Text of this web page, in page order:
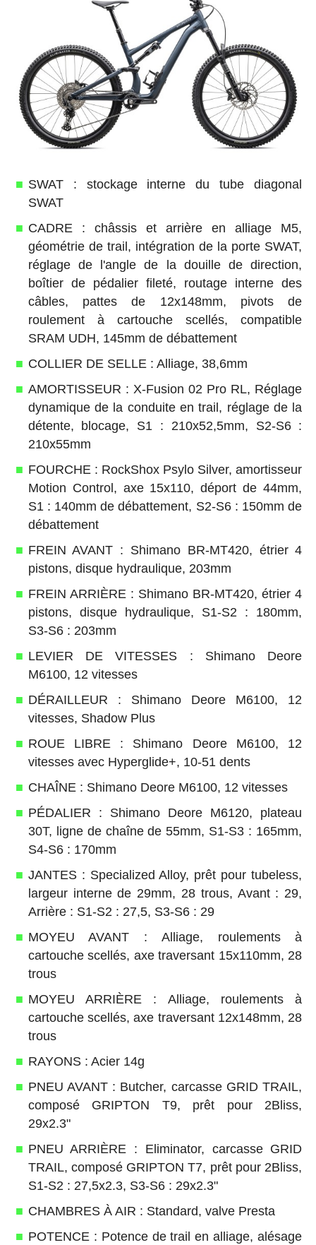
SWAT : stockage interne du tube diagonal
SWAT
CADRE : châssis et arrière en alliage M5,
géométrie de trail, intégration de la porte SWAT,
réglage de l'angle de la douille de direction,
boîtier de pédalier fileté, routage interne des
câbles, pattes de 12x148mm, pivots de
roulement à cartouche scellés, compatible
SRAM UDH, 145mm de débattement
COLLIER DE SELLE : Alliage, 38,6mm
AMORTISSEUR : X-Fusion 02 Pro RL, Réglage
dynamique de la conduite en trail, réglage de la
détente, blocage, S1 : 210x52,5mm, S2-S6 :
210x55mm
FOURCHE : RockShox Psylo Silver, amortisseur
Motion Control, axe 15x110, déport de 44mm,
S1 : 140mm de débattement, S2-S6 : 150mm de
débattement
FREIN AVANT : Shimano BR-MT420, étrier 4
pistons, disque hydraulique, 203mm
FREIN ARRIÈRE : Shimano BR-MT420, étrier 4
pistons, disque hydraulique, S1-S2 : 180mm,
S3-S6 : 203mm
LEVIER DE VITESSES : Shimano Deore
M6100, 12 vitesses
DÉRAILLEUR : Shimano Deore M6100, 12
vitesses, Shadow Plus
ROUE LIBRE : Shimano Deore M6100, 12
vitesses avec Hyperglide+, 10-51 dents
CHAÎNE : Shimano Deore M6100, 12 vitesses
PÉDALIER : Shimano Deore M6120, plateau
30T, ligne de chaîne de 55mm, S1-S3 : 165mm,
S4-S6 : 170mm
JANTES : Specialized Alloy, prêt pour tubeless,
largeur interne de 29mm, 28 trous, Avant : 29,
Arrière : S1-S2 : 27,5, S3-S6 : 29
MOYEU AVANT : Alliage, roulements à
cartouche scellés, axe traversant 15x110mm, 28
trous
MOYEU ARRIÈRE : Alliage, roulements à
cartouche scellés, axe traversant 12x148mm, 28
trous
RAYONS : Acier 14g
PNEU AVANT : Butcher, carcasse GRID TRAIL,
composé GRIPTON T9, prêt pour 2Bliss,
29x2.3"
PNEU ARRIÈRE : Eliminator, carcasse GRID
TRAIL, composé GRIPTON T7, prêt pour 2Bliss,
S1-S2 : 27,5x2.3, S3-S6 : 29x2.3"
CHAMBRES À AIR : Standard, valve Presta
POTENCE : Potence de trail en alliage, alésage